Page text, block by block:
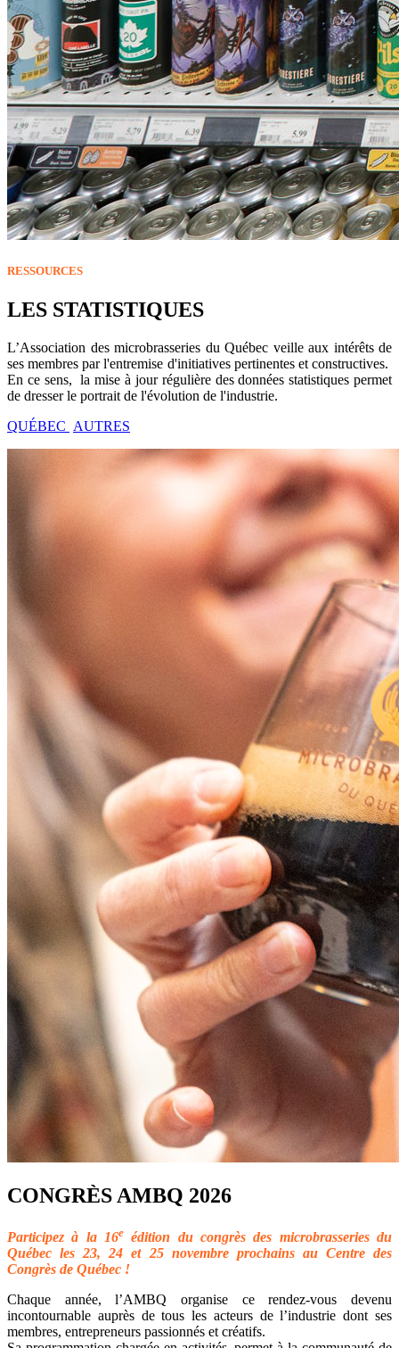
RESSOURCES
LES STATISTIQUES
L’Association des microbrasseries du Québec veille aux intérêts de
ses membres par l'entremise d'initiatives pertinentes et constructives.
En ce sens, la mise à jour régulière des données statistiques permet
de dresser le portrait de l'évolution de l'industrie.
QUÉBEC AUTRES
CONGRÈS AMBQ 2026
Participez à la 16e édition du congrès des microbrasseries du
Québec les 23, 24 et 25 novembre prochains au Centre des
Congrès de Québec !
Chaque année, l’AMBQ organise ce rendez-vous devenu
incontournable auprès de tous les acteurs de l’industrie dont ses
membres, entrepreneurs passionnés et créatifs.